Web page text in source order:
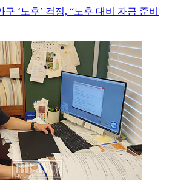
구 ‘노후’ 걱정, “노후 대비 자금 준비